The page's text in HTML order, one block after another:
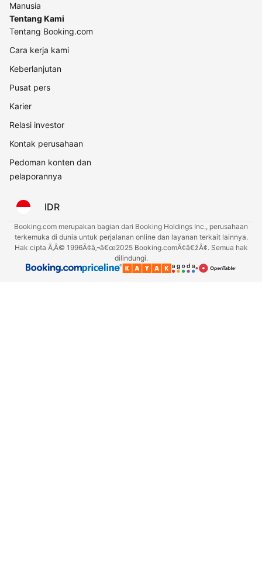
Manusia
Tentang Kami
Tentang Booking.com
Cara kerja kami
Keberlanjutan
Pusat pers
Karier
Relasi investor
Kontak perusahaan
Pedoman konten dan
pelaporannya
IDR
Booking.com merupakan bagian dari Booking Holdings Inc., perusahaan
terkemuka di dunia untuk perjalanan online dan layanan terkait lainnya.
Hak cipta Ã‚Â© 1996Ã¢â‚¬â€œ2025 Booking.comÃ¢â€žÂ¢. Semua hak
dilindungi.